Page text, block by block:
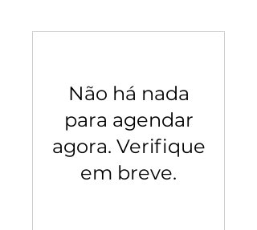
Não há nada
para agendar
agora. Verifique
em breve.